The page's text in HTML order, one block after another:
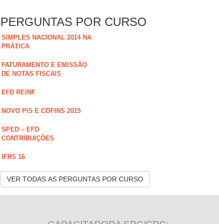
PERGUNTAS POR CURSO
SIMPLES NACIONAL 2014 NA
PRÁTICA
FATURAMENTO E EMISSÃO
DE NOTAS FISCAIS
EFD REINF
NOVO PIS E COFINS 2015
SPED – EFD
CONTRIBUIÇÕES
IFRS 16
VER TODAS AS PERGUNTAS POR CURSO